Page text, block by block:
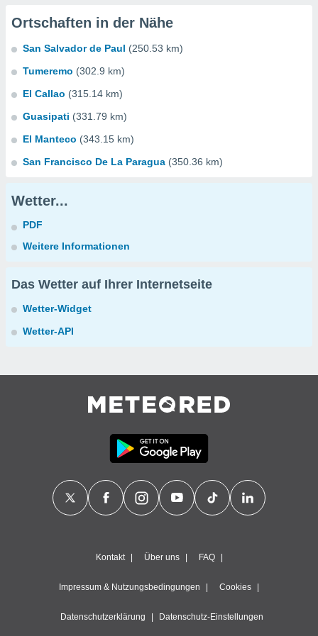
Ortschaften in der Nähe
San Salvador de Paul (250.53 km)
Tumeremo (302.9 km)
El Callao (315.14 km)
Guasipati (331.79 km)
El Manteco (343.15 km)
San Francisco De La Paragua (350.36 km)
Wetter...
PDF
Weitere Informationen
Das Wetter auf Ihrer Internetseite
Wetter-Widget
Wetter-API
Kontakt Über uns FAQ
Impressum & Nutzungsbedingungen Cookies
Datenschutzerklärung Datenschutz-Einstellungen